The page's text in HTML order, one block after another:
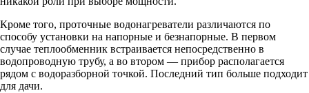
Кроме того, проточные водонагреватели различаются по
способу установки на напорные и безнапорные. В первом
случае теплообменник встраивается непосредственно в
водопроводную трубу, а во втором — прибор располагается
рядом с водоразборной точкой. Последний тип больше подходит
для дачи.